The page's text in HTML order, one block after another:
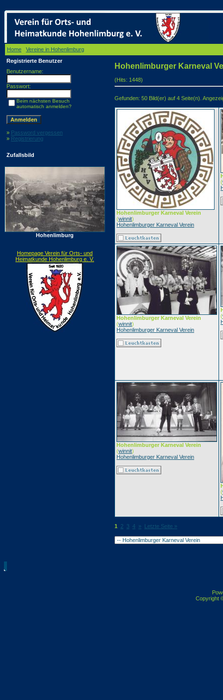
Home Vereine in Hohenlimburg
Registrierte Benutzer
Benutzername:
Passwort:
Beim nächsten Besuch
automatisch anmelden?
» Password vergessen
» Registrierung
Zufallsbild
Hohenlimburg
Homepage Verein für Orts- und
Heimatkunde Hohenlimburg e. V.
Hohenlimburger Karneval
(Hits: 1448)
Gefunden: 50 Bild(er) auf 4 Seite(n).
Hohenlimburger Karneval Verein
(winnit)
Hohenlimburger Karneval Verein
(
Hohenlimburger Karneval Verein
(winnit)
Hohenlimburger Karneval Verein
(
Hohenlimburger Karneval Verein
(winnit)
Hohenlimburger Karneval Verein
(
1 2 3 4 » Letzte Seite »
Copyright